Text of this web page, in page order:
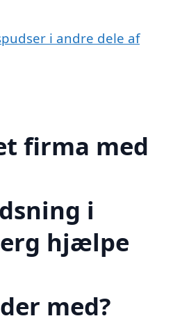
i andre dele af
firma med
i
hjælpe
med?